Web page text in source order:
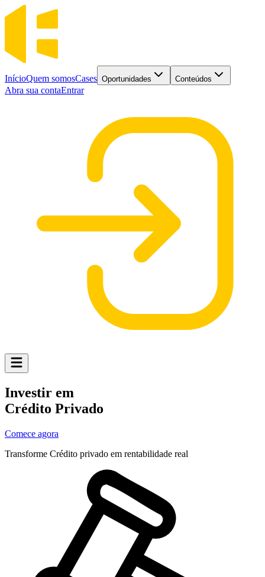
InícioQuem somosCases Oportunidades Conteúdos
Abra sua contaEntrar
Investir em
Crédito Privado
Comece agora
Transforme Crédito privado em rentabilidade real